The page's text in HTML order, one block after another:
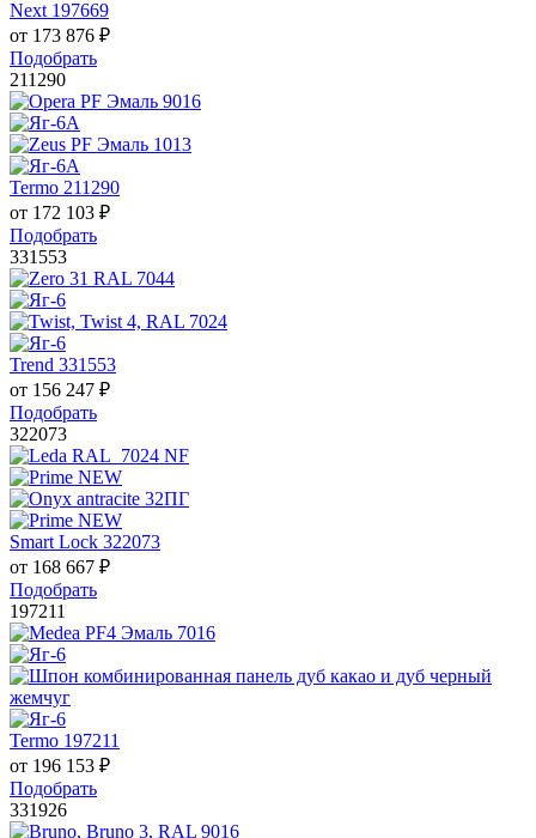
Next 197669
от 173 876 ₽
Подобрать
211290
Termo 211290
от 172 103 ₽
Подобрать
331553
Trend 331553
от 156 247 ₽
Подобрать
322073
Smart Lock 322073
от 168 667 ₽
Подобрать
197211
Termo 197211
от 196 153 ₽
Подобрать
331926